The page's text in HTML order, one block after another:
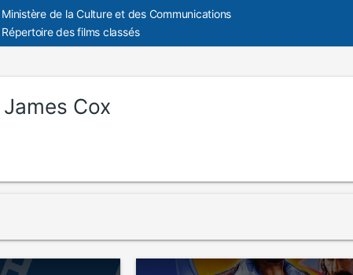
Ministère de la Culture et des Communications
Répertoire des films classés
James Cox